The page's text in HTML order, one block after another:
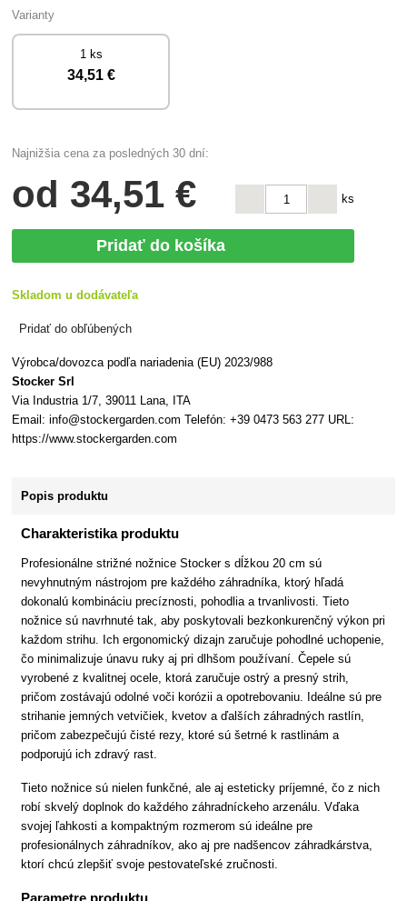
Varianty
1 ks
34,51 €
Najnižšia cena za posledných 30 dní:
od 34,51 € ks
Pridať do košíka
Skladom u dodávateľa
Pridať do obľúbených
Výrobca/dovozca podľa nariadenia (EU) 2023/988
Stocker Srl
Via Industria 1/7, 39011 Lana, ITA
Email: info@stockergarden.com Telefón: +39 0473 563 277 URL:
https://www.stockergarden.com
Popis produktu
Charakteristika produktu
Profesionálne strižné nožnice Stocker s dĺžkou 20 cm sú
nevyhnutným nástrojom pre každého záhradníka, ktorý hľadá
dokonalú kombináciu precíznosti, pohodlia a trvanlivosti. Tieto
nožnice sú navrhnuté tak, aby poskytovali bezkonkurenčný výkon pri
každom strihu. Ich ergonomický dizajn zaručuje pohodlné uchopenie,
čo minimalizuje únavu ruky aj pri dlhšom používaní. Čepele sú
vyrobené z kvalitnej ocele, ktorá zaručuje ostrý a presný strih,
pričom zostávajú odolné voči korózii a opotrebovaniu. Ideálne sú pre
strihanie jemných vetvičiek, kvetov a ďalších záhradných rastlín,
pričom zabezpečujú čisté rezy, ktoré sú šetrné k rastlinám a
podporujú ich zdravý rast.
Tieto nožnice sú nielen funkčné, ale aj esteticky príjemné, čo z nich
robí skvelý doplnok do každého záhradníckeho arzenálu. Vďaka
svojej ľahkosti a kompaktným rozmerom sú ideálne pre
profesionálnych záhradníkov, ako aj pre nadšencov záhradkárstva,
ktorí chcú zlepšiť svoje pestovateľské zručnosti.